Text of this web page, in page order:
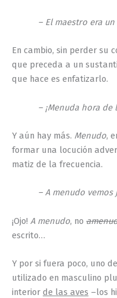
– El maestro era un
En cambio, sin perder su
que preceda a un
que hace es enfatizarlo.
– ¡Menuda hora de
Y aún hay más. Menudo,
formar una locución
matiz de la frecuencia.
– A menudo vemos
¡Ojo! A menudo, no
escrito…
Y por si fuera poco, uno
utilizado en masculino
interior de las aves –los